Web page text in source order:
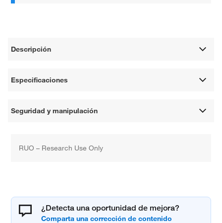
Descripción
Especificaciones
Seguridad y manipulación
RUO – Research Use Only
¿Detecta una oportunidad de mejora?